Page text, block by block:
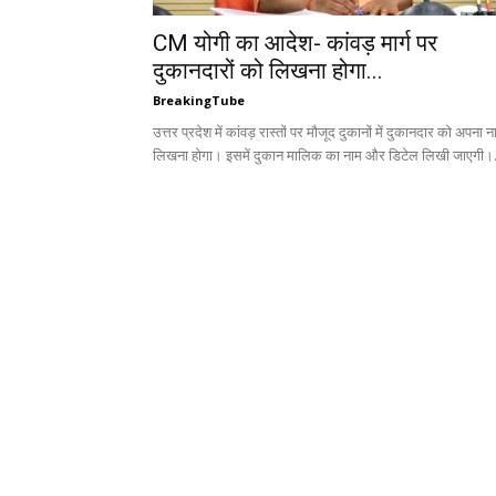
CM योगी का आदेश- कांवड़ मार्ग पर
दुकानदारों को लिखना होगा...
BreakingTube
उत्तर प्रदेश में कांवड़ रास्तों पर मौजूद दुकानों में दुकानदार को अपना
लिखना होगा। इसमें दुकान मालिक का नाम और डिटेल लिखी